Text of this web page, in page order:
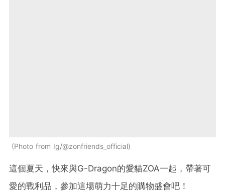
Photo from Ig/@zonfriends_official
這個夏天，快來與G-Dragon的愛貓ZOA一起，帶著可
愛的戰利品，參加這場萌力十足的購物盛會吧！